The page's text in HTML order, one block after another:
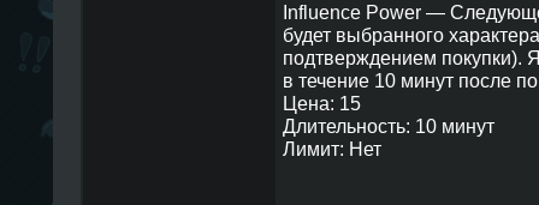
Influence Power —
будет выбранного
подтверждением покупки).
в течение 10 минут после
Цена: 15
Длительность: 10 минут
Лимит: Нет